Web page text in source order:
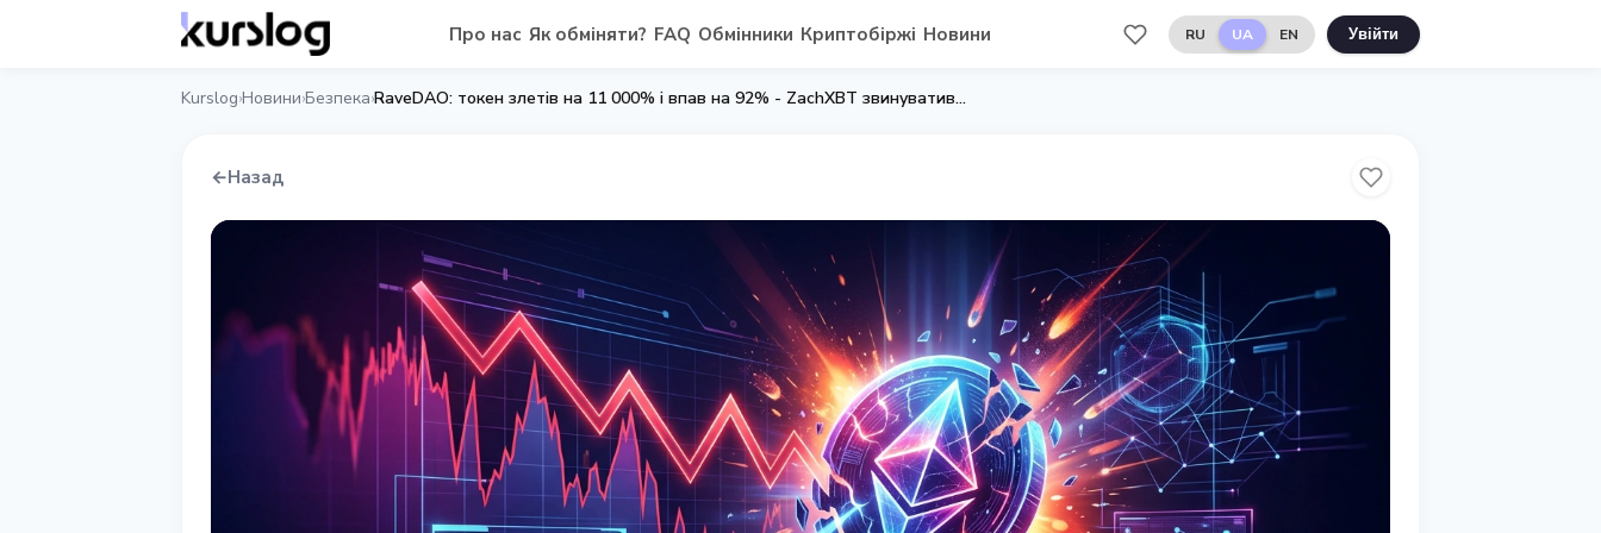
Про нас Як обміняти? FAQ Обмінники Криптобіржі Новини RU UA EN Увійти
Kurslog›Новини›Безпека› RaveDAO: токен злетів на 11 000% і впав на 92% - ZachXBT звинуватив у маніпуляції
←Назад